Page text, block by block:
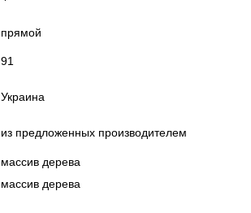
прямой
91
Украина
из предложенных производителем
массив дерева
массив дерева